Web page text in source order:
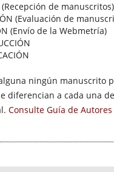
(Recepción de manuscritos)
(Evaluación de
(Envío de la Webmetría)
ningún manuscrito
diferencian a cada una
Consulte Guía de Autores